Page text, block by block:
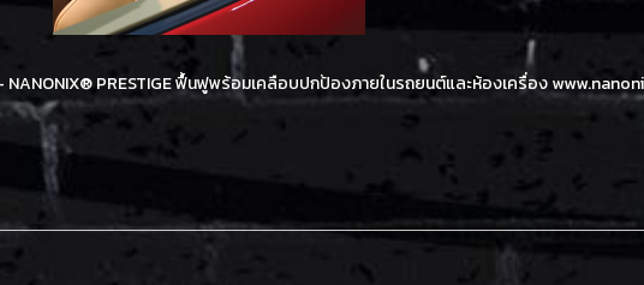
NANONIX® PRESTIGE ฟื้นฟูพร้อมเคลือบปกป้องภายในรถยนต์และห้องเครื่อง